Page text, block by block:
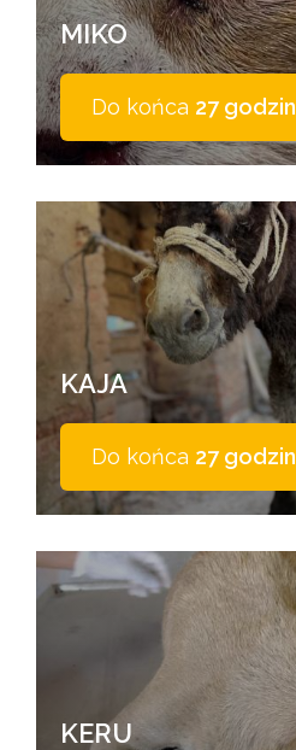
MIKO
Do końca 27 godzin
KAJA
Do końca 27 godzin
KERU